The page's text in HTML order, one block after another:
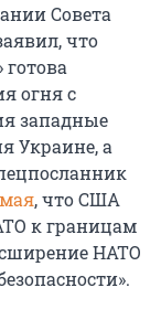
Совета
что
огня с
западные
Украине, а
, что США
к границам
НАТО